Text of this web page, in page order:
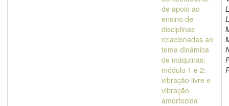
de apoio ao
ensino de
disciplinas
relacionadas ao
tema dinâmica
de máquinas:
módulo 1 e 2:
vibração livre e
vibração
amortecida